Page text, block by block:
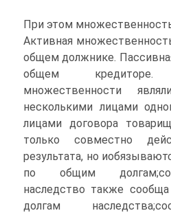
При этом
Активная
общем должнике.
общем кредиторе.
множественности
несколькими лицами
лицами договора
только совместно
результата, но
по общим
наследство также
долгам